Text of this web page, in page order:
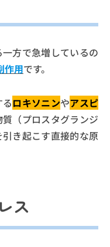
方で急増しているの
作用です。
ロキソニンやアスピ
（プロスタグランジ
き起こす直接的な原
ス